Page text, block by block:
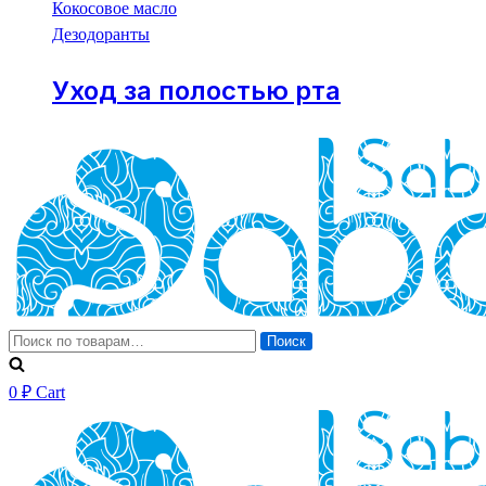
Кокосовое масло
Дезодоранты
Уход за полостью рта
Искать: Поиск
0 ₽ Cart